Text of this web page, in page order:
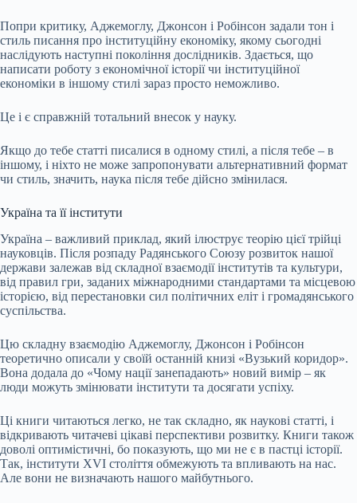
Попри критику, Аджемоглу, Джонсон і Робінсон задали тон і
стиль писання про інституційну економіку, якому сьогодні
наслідують наступні покоління дослідників. Здається, що
написати роботу з економічної історії чи інституційної
економіки в іншому стилі зараз просто неможливо.
Це і є справжній тотальний внесок у науку.
Якщо до тебе статті писалися в одному стилі, а після тебе – в
іншому, і ніхто не може запропонувати альтернативний формат
чи стиль, значить, наука після тебе дійсно змінилася.
Україна та її інститути
Україна – важливий приклад, який ілюструє теорію цієї трійці
науковців. Після розпаду Радянського Союзу розвиток нашої
держави залежав від складної взаємодії інститутів та культури,
від правил гри, заданих міжнародними стандартами та місцевою
історією, від перестановки сил політичних еліт і громадянського
суспільства.
Цю складну взаємодію Аджемоглу, Джонсон і Робінсон
теоретично описали у своїй останній книзі «Вузький коридор».
Вона додала до «Чому нації занепадають» новий вимір – як
люди можуть змінювати інститути та досягати успіху.
Ці книги читаються легко, не так складно, як наукові статті, і
відкривають читачеві цікаві перспективи розвитку. Книги також
доволі оптимістичні, бо показують, що ми не є в пастці історії.
Так, інститути XVI століття обмежують та впливають на нас.
Але вони не визначають нашого майбутнього.